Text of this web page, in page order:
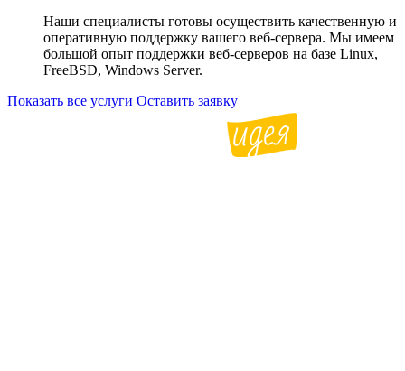
Наши специалисты готовы осуществить качественную и
оперативную поддержку вашего веб-сервера. Мы имеем
большой опыт поддержки веб-серверов на базе Linux,
FreeBSD, Windows Server.
Показать все услуги Оставить заявку